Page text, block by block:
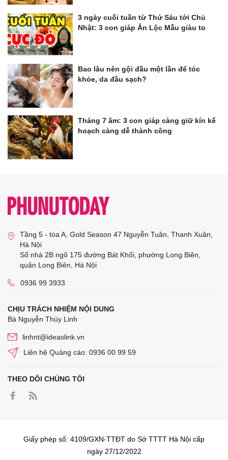
3 ngày cuối tuần từ Thứ Sáu tới Chủ
Nhật: 3 con giáp Ăn Lộc Mẫu giàu to
Bao lâu nên gội đầu một lần để tóc
khỏe, da đầu sạch?
Tháng 7 âm: 3 con giáp càng giữ kín kế
hoạch càng dễ thành công
Tầng 5 - tòa A, Gold Season 47 Nguyễn Tuân, Thanh Xuân,
Hà Nội
Số nhà 2B ngõ 175 đường Bát Khối, phường Long Biên,
quận Long Biên, Hà Nội
0936 99 3933
CHỊU TRÁCH NHIỆM NỘI DUNG
Bà Nguyễn Thùy Linh
linhnt@ideaslink.vn
Liên hệ Quảng cáo: 0936 00 99 59
THEO DÕI CHÚNG TÔI
Giấy phép số: 4109/GXN-TTĐT do Sở TTTT Hà Nội cấp
ngày 27/12/2022